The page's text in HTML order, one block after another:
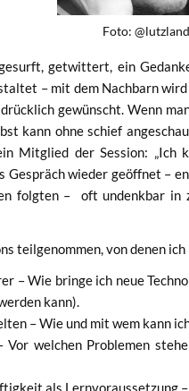
Foto: @lutzland
get­wit­tert, ein
– mit dem Nach­barn
gewünscht. Wenn
kann ohne schief
Mit­glied der Ses­si­on:
Gespräch wie­der geöff­net –
folg­ten – oft undenk­bar in
teil­ge­nom­men, von denen
– Wie brin­ge ich neue
kann).
– Wie und mit wem kann
Vor wel­chen Pro­ble­men
als Lern­vor­aus­set­zung